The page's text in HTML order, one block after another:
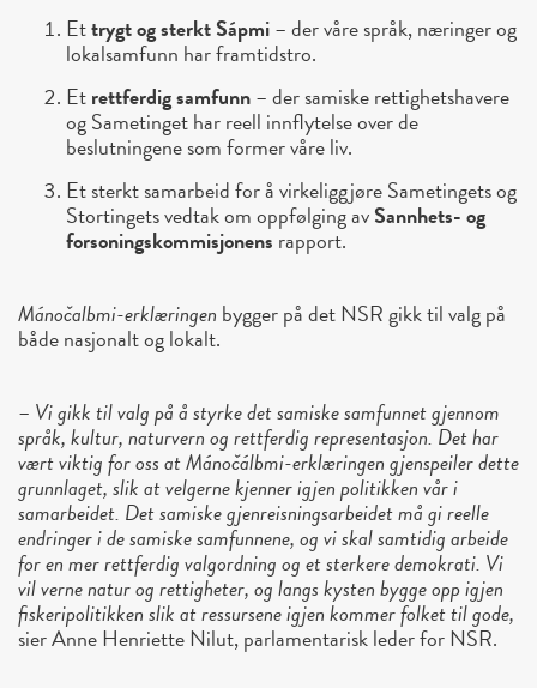
Ettrygt og sterkt Sápmi– der våre språk, næringer og
lokalsamfunn har framtidstro.
Etrettferdig samfunn– der samiske rettighetshavere
og Sametinget har reell innflytelse over de
beslutningene som former våre liv.
Et sterkt samarbeid for å virkeliggjøre Sametingets og
Stortingets vedtak om oppfølging avSannhets- og
forsoningskommisjonens rapport.
Mánočalbmi-erklæringen bygger på det NSR gikk til valg på
både nasjonalt og lokalt.
– Vi gikk til valg på å styrke det samiske samfunnet gjennom
språk, kultur, naturvern og rettferdig representasjon. Det har
vært viktig for oss at Mánočálbmi-erklæringen gjenspeiler dette
grunnlaget, slik at velgerne kjenner igjen politikken vår i
samarbeidet. Det samiske gjenreisningsarbeidet må gi reelle
endringer i de samiske samfunnene, og vi skal samtidig arbeide
for en mer rettferdig valgordning og et sterkere demokrati. Vi
vil verne natur og rettigheter, og langs kysten bygge opp igjen
fiskeripolitikken slik at ressursene igjen kommer folket til gode,
sier Anne Henriette Nilut, parlamentarisk leder for NSR.